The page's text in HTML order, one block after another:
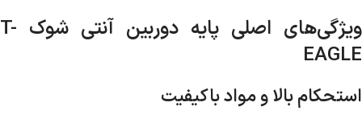
ویژگی‌های اصلی پایه دوربین آنتی شوک T-
EAGLE
استحکام بالا و مواد باکیفیت